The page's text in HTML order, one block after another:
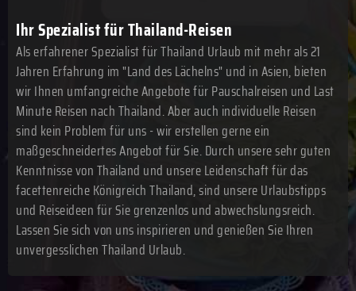
Ihr Spezialist für Thailand-Reisen
Als erfahrener Spezialist für Thailand Urlaub mit mehr als 21
Jahren Erfahrung im "Land des Lächelns" und in Asien, bieten
wir Ihnen umfangreiche Angebote für Pauschalreisen und Last
Minute Reisen nach Thailand. Aber auch individuelle Reisen
sind kein Problem für uns - wir erstellen gerne ein
maßgeschneidertes Angebot für Sie. Durch unsere sehr guten
Kenntnisse von Thailand und unsere Leidenschaft für das
facettenreiche Königreich Thailand, sind unsere Urlaubstipps
und Reiseideen für Sie grenzenlos und abwechslungsreich.
Lassen Sie sich von uns inspirieren und genießen Sie Ihren
unvergesslichen Thailand Urlaub.